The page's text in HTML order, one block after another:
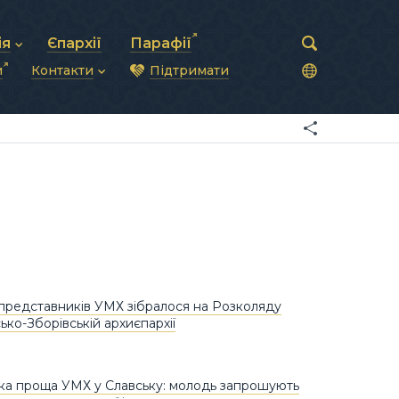
рада
та комунікації
Єпархії Парафії
Контакти
Синоди Єпископів
Підтримати
УМХ зібралося на Розколяду
Зборівській архиєпархії
проща УМХ у Славську: молодь запрошують